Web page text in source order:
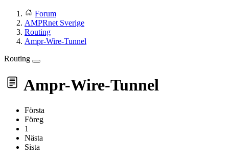
Forum
AMPRnet Sverige
Routing
Ampr-Wire-Tunnel
Routing
Ampr-Wire-Tunnel
Första
Föreg
1
Nästa
Sista